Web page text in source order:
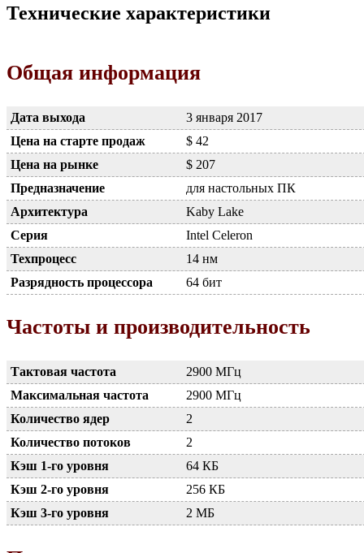
Технические характеристики
Общая информация
Дата выхода
3 января 2017
Цена на старте продаж
$ 42
Цена на рынке
$ 207
Предназначение
для настольных ПК
Архитектура
Kaby Lake
Серия
Intel Celeron
Техпроцесс
14 нм
Разрядность процессора
64 бит
Частоты и производительность
Тактовая частота
2900 МГц
Максимальная частота
2900 МГц
Количество ядер
2
Количество потоков
2
Кэш 1-го уровня
64 КБ
Кэш 2-го уровня
256 КБ
Кэш 3-го уровня
2 МБ